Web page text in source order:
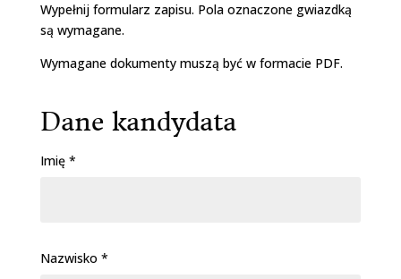
Wypełnij formularz zapisu. Pola oznaczone gwiazdką
są wymagane.
Wymagane dokumenty muszą być w formacie PDF.
Dane kandydata
Imię *
Nazwisko *